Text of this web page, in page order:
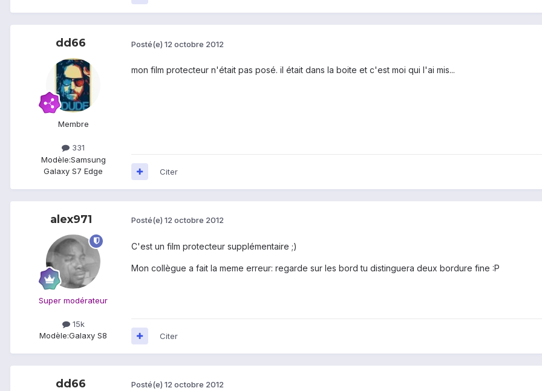
dd66
Membre
331
Modèle:Samsung
Galaxy S7 Edge
Posté(e) 12 octobre 2012
mon film protecteur n'était pas posé. il était dans la boite et c'est moi qui l'ai mis...
Citer
alex971
Super modérateur
15k
Modèle:Galaxy S8
Posté(e) 12 octobre 2012
C'est un film protecteur supplémentaire ;)
Mon collègue a fait la meme erreur: regarde sur les bord tu distinguera deux bordure fine :P
Citer
dd66 Posté(e) 12 octobre 2012